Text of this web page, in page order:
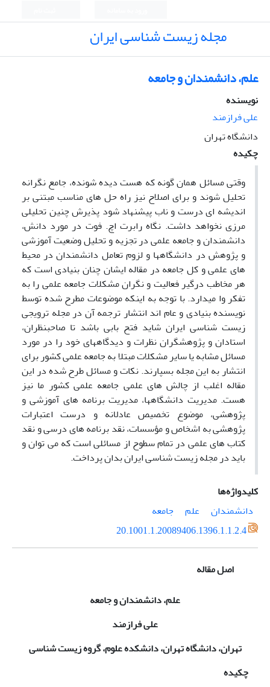
مجله زیست شناسی ایران
علم، دانشمندان و جامعه
نویسنده
علی فرازمند
دانشگاه تهران
چکیده
وقتی مسائل همان گونه که هست دیده شونده، جامع نگرانه
تحلیل شوند و برای اصلاح نیز راه حل های مناسب مبتنی بر
اندیشه ای درست و ناب پیشنهاد شود پذیرش چنین تحلیلی
مرزی نخواهد داشت. نگاه رابرت اچ. فوت در مورد دانش،
دانشمندان و جامعه علمی در تجزیه و تحلیل وضعیت آموزشی
و پژوهش در دانشگاهها و لزوم تعامل دانشمندان در محیط
های علمی و کل جامعه در مقاله ایشان چنان بنیادی است که
هر مخاطب درگیر فعالیت و نگران مشکلات جامعه علمی را به
تفکر وا می‍دارد. با توجه به اینکه موضوعات مطرح شده توسط
نویسنده بنیادی و عام اند انتشار ترجمه آن در مجله ترویجی
زیست شناسی ایران شاید فتح بابی باشد تا صاحبنظران،
استادان و پژوهشگران نظرات و دیدگاههای خود را در مورد
مسائل مشابه یا سایر مشکلات مبتلا به جامعه علمی کشور برای
انتشار به این مجله بسپارند. نکات و مسائل طرح شده در این
مقاله اغلب از چالش های علمی جامعه علمی کشور ما نیز
هست. مدیریت دانشگاهها، مدیریت برنامه های آموزشی و
پژوهشی، موضوع تخصیص عادلانه و درست اعتبارات
پژوهشی به اشخاص و مؤسسات، نقد برنامه های درسی و نقد
کتاب های علمی در تمام سطوح از مسائلی است که می توان و
باید در مجله زیست شناسی ایران بدان پرداخت.
کلیدواژه‌ها
دانشمندان
علم
جامعه
20.1001.1.20089406.1396.1.1.2.4
اصل مقاله
علم، دانشمندان و جامعه
علی فرازمند
تهران، دانشگاه تهران، دانشکده علوم، گروه زیست شناسی
چکیده